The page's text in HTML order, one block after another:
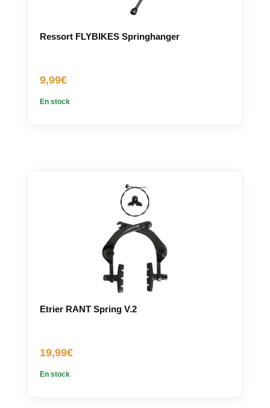
Ressort FLYBIKES Springhanger
9,99€
En stock
Etrier RANT Spring V.2
19,99€
En stock